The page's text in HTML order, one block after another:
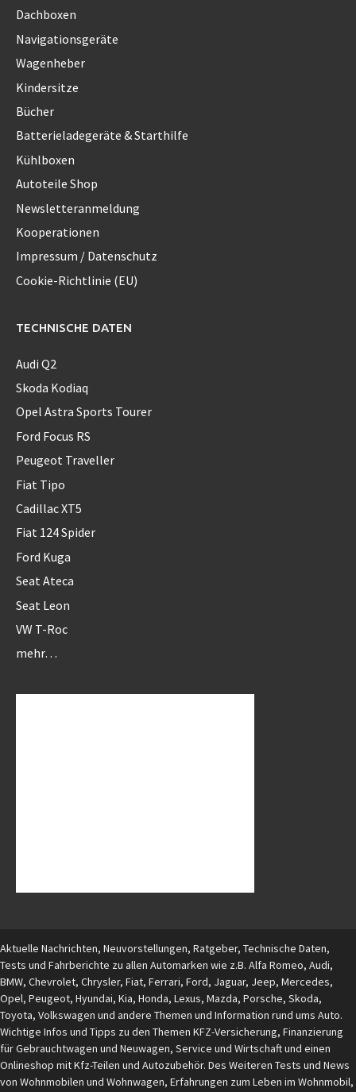
Dachboxen
Navigationsgeräte
Wagenheber
Kindersitze
Bücher
Batterieladegeräte & Starthilfe
Kühlboxen
Autoteile Shop
Newsletteranmeldung
Kooperationen
Impressum / Datenschutz
Cookie-Richtlinie (EU)
TECHNISCHE DATEN
Audi Q2
Skoda Kodiaq
Opel Astra Sports Tourer
Ford Focus RS
Peugeot Traveller
Fiat Tipo
Cadillac XT5
Fiat 124 Spider
Ford Kuga
Seat Ateca
Seat Leon
VW T-Roc
mehr…
Aktuelle Nachrichten, Neuvorstellungen, Ratgeber, Technische Daten,
Tests und Fahrberichte zu allen Automarken wie z.B. Alfa Romeo, Audi,
BMW, Chevrolet, Chrysler, Fiat, Ferrari, Ford, Jaguar, Jeep, Mercedes,
Opel, Peugeot, Hyundai, Kia, Honda, Lexus, Mazda, Porsche, Skoda,
Toyota, Volkswagen und andere Themen und Information rund ums Auto.
Wichtige Infos und Tipps zu den Themen KFZ-Versicherung, Finanzierung
für Gebrauchtwagen und Neuwagen, Service und Wirtschaft und einen
Onlineshop mit Kfz-Teilen und Autozubehör. Des Weiteren Tests und News
von Wohnmobilen und Wohnwagen, Erfahrungen zum Leben im Wohnmobil,